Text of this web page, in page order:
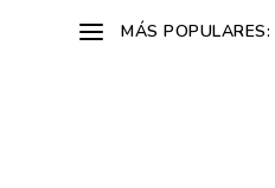
MÁS POPULARES: